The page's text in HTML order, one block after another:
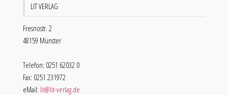
LIT VERLAG
Fresnostr. 2
48159 Münster
Telefon: 0251 62032 0
Fax: 0251 231972
eMail: lit@lit-verlag.de